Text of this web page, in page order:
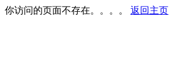
你访问的页面不存在。。。。 返回主页